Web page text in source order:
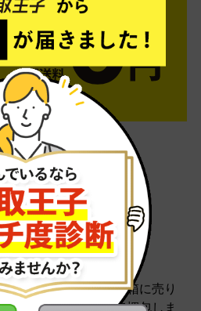
単3ステップ
- FLOW -
お申込み・梱包
でお申込みしたら、箱に売り
品をいろいろ詰めて梱包しま